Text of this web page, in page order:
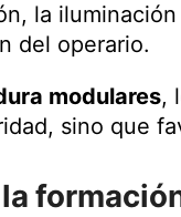
la
del operario.
modulares,
sino que